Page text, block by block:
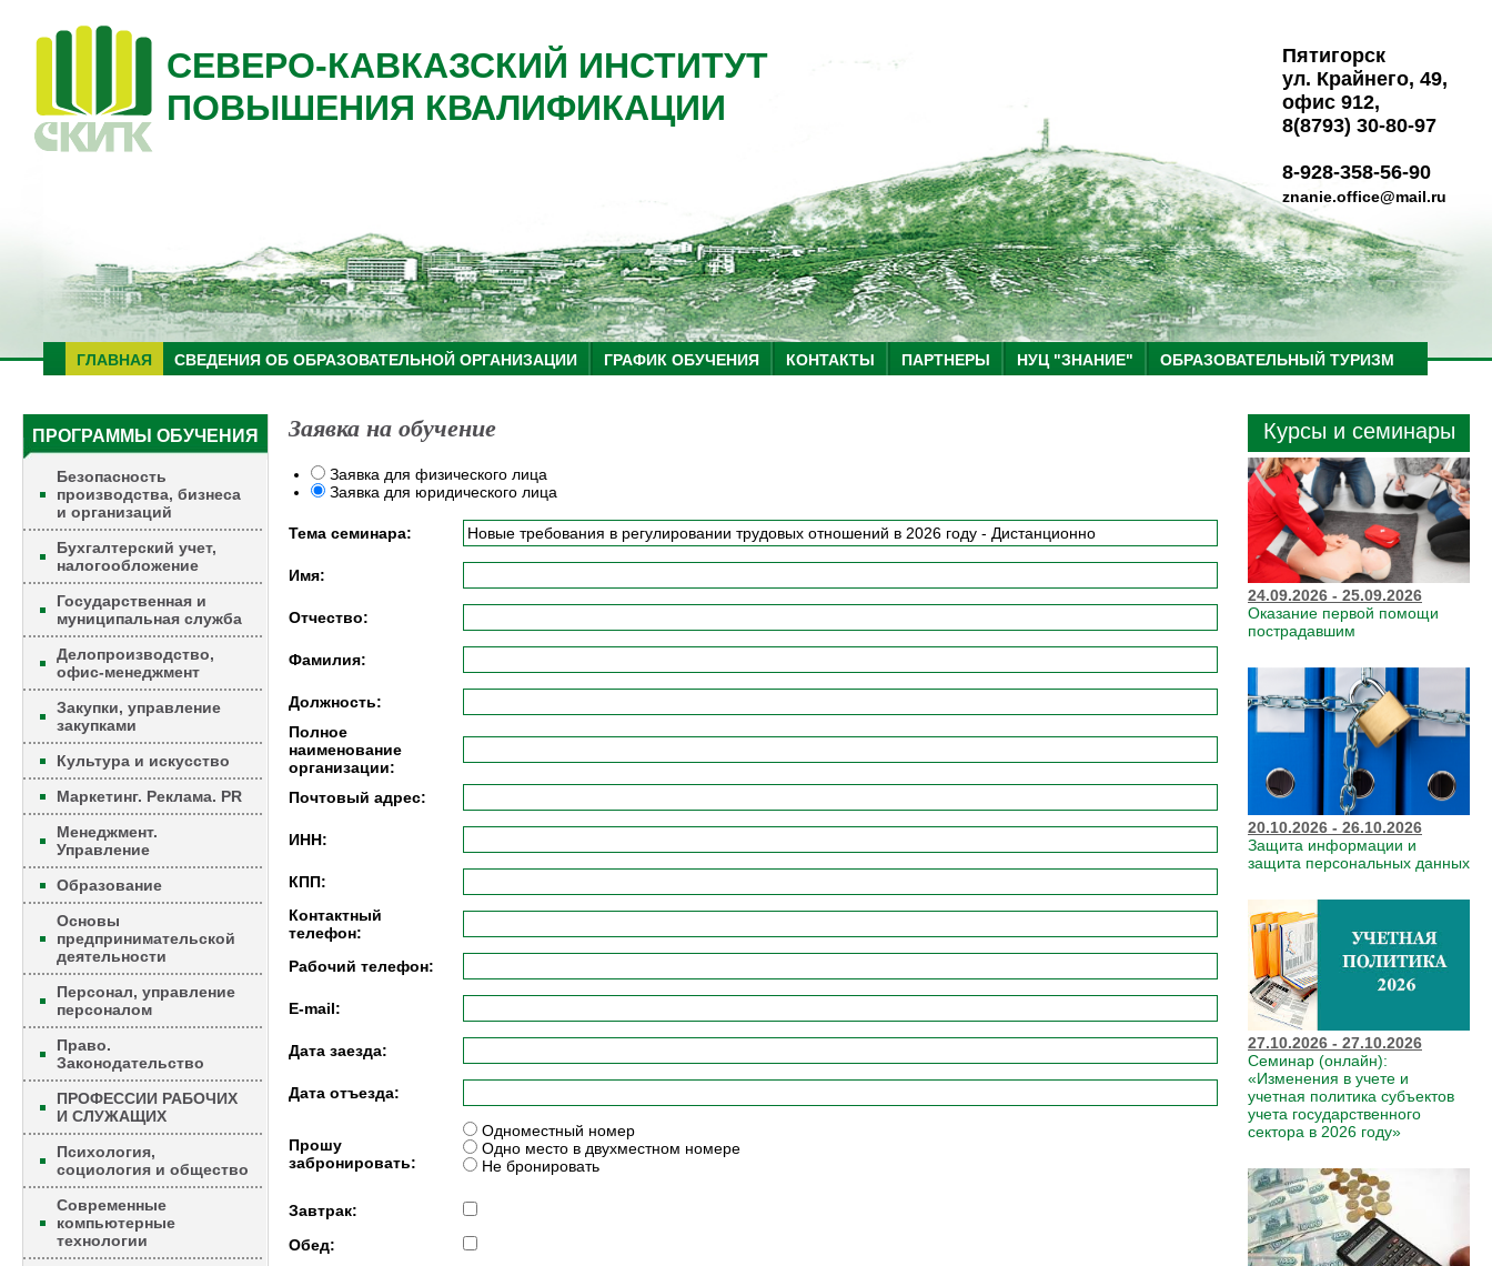
СЕВЕРО-КАВКАЗСКИЙ ИНСТИТУТ
ПОВЫШЕНИЯ КВАЛИФИКАЦИИ
Пятигорск
ул. Крайнего, 49,
офис 912,
8(8793) 30-80-97
8-928-358-56-90
znanie.office@mail.ru
ГЛАВНАЯ СВЕДЕНИЯ ОБ ОБРАЗОВАТЕЛЬНОЙ ОРГАНИЗАЦИИ ГРАФИК ОБУЧЕНИЯ КОНТАКТЫ ПАРТНЕРЫ НУЦ "ЗНАНИЕ" ОБРАЗОВАТЕЛЬНЫЙ ТУРИЗМ
ПРОГРАММЫ ОБУЧЕНИЯ
Безопасность
производства, бизнеса
и организаций
Бухгалтерский учет,
налогообложение
Государственная и
муниципальная служба
Делопроизводство,
офис-менеджмент
Закупки, управление
закупками
Культура и искусство
Маркетинг. Реклама. PR
Менеджмент.
Управление
Образование
Основы
предпринимательской
деятельности
Персонал, управление
персоналом
Право.
Законодательство
ПРОФЕССИИ РАБОЧИХ
И СЛУЖАЩИХ
Психология,
социология и общество
Современные
компьютерные
технологии
Курсы и семинары
24.09.2026 - 25.09.2026
Оказание первой помощи
пострадавшим
20.10.2026 - 26.10.2026
Защита информации и
защита персональных данных
27.10.2026 - 27.10.2026
Семинар (онлайн):
«Изменения в учете и
учетная политика субъектов
учета государственного
сектора в 2026 году»
Заявка на обучение
Заявка для физического лица
Заявка для юридического лица
Тема семинара:
Имя:
Отчество:
Фамилия:
Должность:
Полное
наименование
организации:
Почтовый адрес:
ИНН:
КПП:
Контактный
телефон:
Рабочий телефон:
E-mail:
Дата заезда:
Дата отъезда:
Прошу
забронировать:
Одноместный номер
Одно место в двухместном номере
Не бронировать
Завтрак:
Обед: